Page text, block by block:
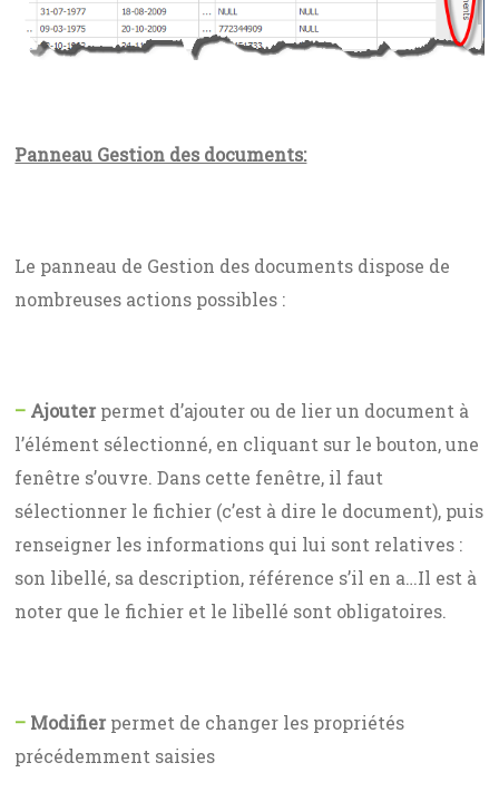
Panneau Gestion des documents:
Le panneau de Gestion des documents dispose de
nombreuses actions possibles :
– Ajouter permet d’ajouter ou de lier un document à
l’élément sélectionné, en cliquant sur le bouton, une
fenêtre s’ouvre. Dans cette fenêtre, il faut
sélectionner le fichier (c’est à dire le document), puis
renseigner les informations qui lui sont relatives :
son libellé, sa description, référence s’il en a…Il est à
noter que le fichier et le libellé sont obligatoires.
– Modifier permet de changer les propriétés
précédemment saisies